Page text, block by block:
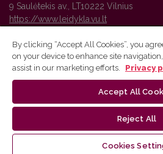
9 Saulėtekis av., LT10222 Vilnius
https://www.leidykla.vu.lt
Vilnius University Press platform and
By clicking “Accept All Cookies”, you
on your device to enhance site
assist in our marketing efforts.
Privacy
Accept All
Reject All
Cookies